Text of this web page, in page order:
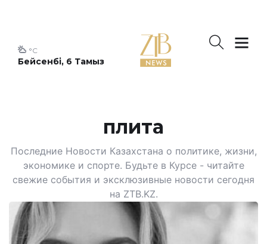
Бейсенбі, 6 Тамыз
°C
плита
Последние Новости Казахстана о политике, жизни,
экономике и спорте. Будьте в Курсе - читайте
свежие события и эксклюзивные новости сегодня
на ZTB.KZ.